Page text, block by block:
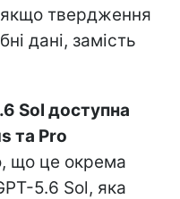
твердження
дані, замість
Sol доступна
та Pro
що це окрема
5.6 Sol, яка